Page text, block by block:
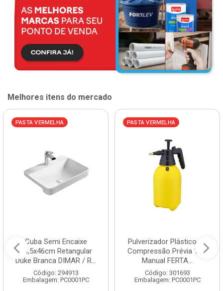
Melhores itens do mercado
PASTA VERMELHA
Cuba Semi Encaixe
58,5x46cm Retangular
Duke Branca DIMAR / R...
Código: 294913
Embalagem: PC0001PC
PASTA VERMELHA
Pulverizador Plástico de
Compressão Prévia 1,5L
Manual FERTA...
Código: 301693
Embalagem: PC0001PC